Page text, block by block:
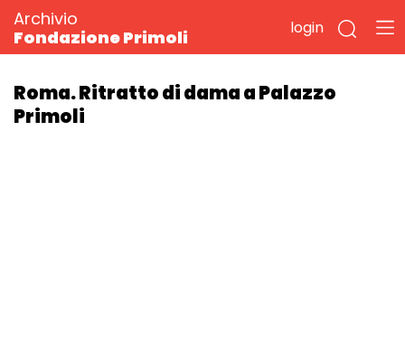
Archivio
Fondazione Primoli
login
Roma. Ritratto di dama a Palazzo
Primoli